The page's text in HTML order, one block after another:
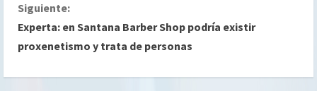
u
e
l
Siguiente:
Experta: en Santana Barber Shop podría existir
proxenetismo y trata de personas